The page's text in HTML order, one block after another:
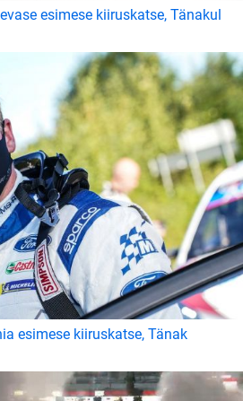
esimese kiiruskatse, Tänakul
esimese kiiruskatse, Tänak